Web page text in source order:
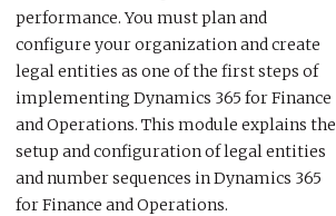
performance. You must plan and
configure your organization and create
legal entities as one of the first steps of
implementing Dynamics 365 for Finance
and Operations. This module explains the
setup and configuration of legal entities
and number sequences in Dynamics 365
for Finance and Operations.